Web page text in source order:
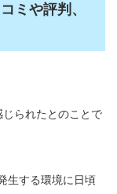
ミや評判、
られたとのことで
生する環境に日頃